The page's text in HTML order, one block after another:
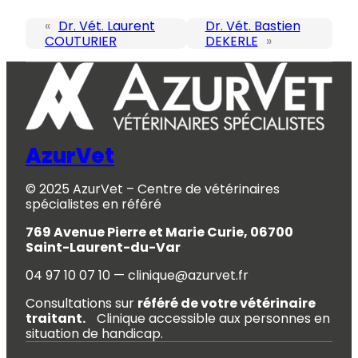
« Dr. Vét. Laurent
COUTURIER
Dr. Vét. Bastien
DEKERLE »
AzurVet
© 2025 AzurVet – Centre de vétérinaires
spécialistes en référé
769 Avenue Pierre et Marie Curie, 06700
Saint-Laurent-du-Var
04 97 10 07 10 — clinique@azurvet.fr
Consultations sur référé de votre vétérinaire
traitant. Clinique accessible aux personnes en
situation de handicap.